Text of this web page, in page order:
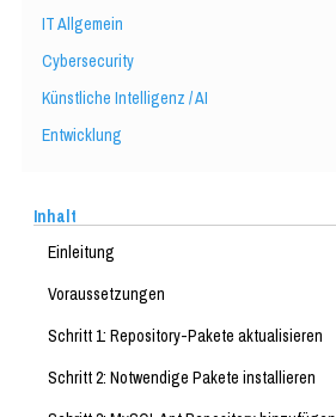
IT Allgemein
Cybersecurity
Künstliche Intelligenz / AI
Entwicklung
Inhalt
Einleitung
Voraussetzungen
Schritt 1: Repository-Pakete aktualisieren
Schritt 2: Notwendige Pakete installieren